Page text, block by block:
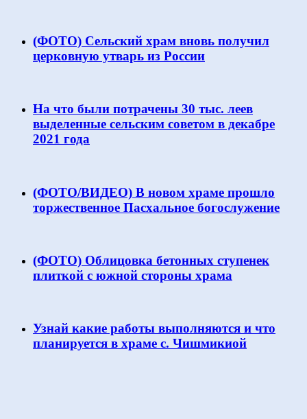
(ФОТО) Сельский храм вновь получил
церковную утварь из России
На что были потрачены 30 тыс. леев
выделенные сельским советом в декабре
2021 года
(ФОТО/ВИДЕО) В новом храме прошло
торжественное Пасхальное богослужение
(ФОТО) Облицовка бетонных ступенек
плиткой с южной стороны храма
Узнай какие работы выполняются и что
планируется в храме с. Чишмикиой